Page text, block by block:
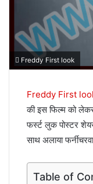
Freddy First look
Freddy First
की इस फिल्म को
फर्स्ट लुक पोस्टर
साथ अलाया
Table of